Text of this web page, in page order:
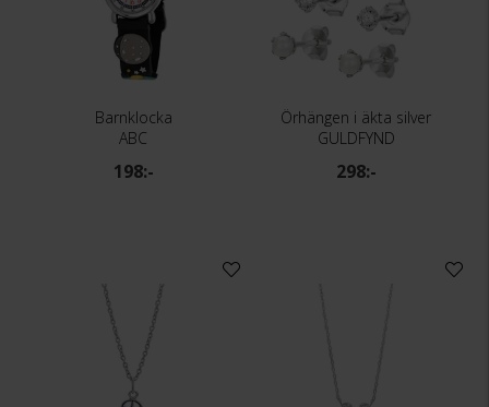
Barnklocka
ABC
198:-
Örhängen i äkta silver
GULDFYND
298:-